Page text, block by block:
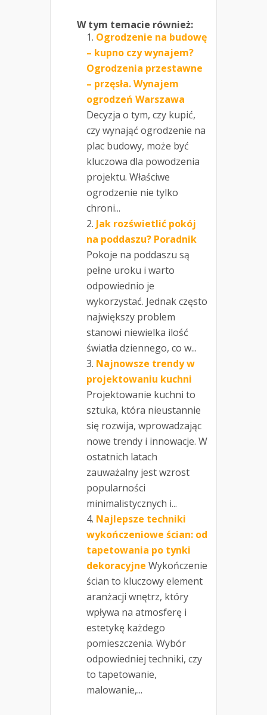
W tym temacie również:
Ogrodzenie na budowę
– kupno czy wynajem?
Ogrodzenia przestawne
– przęsła. Wynajem
ogrodzeń Warszawa
Decyzja o tym, czy kupić,
czy wynająć ogrodzenie na
plac budowy, może być
kluczowa dla powodzenia
projektu. Właściwe
ogrodzenie nie tylko
chroni...
Jak rozświetlić pokój
na poddaszu? Poradnik
Pokoje na poddaszu są
pełne uroku i warto
odpowiednio je
wykorzystać. Jednak często
największy problem
stanowi niewielka ilość
światła dziennego, co w...
Najnowsze trendy w
projektowaniu kuchni
Projektowanie kuchni to
sztuka, która nieustannie
się rozwija, wprowadzając
nowe trendy i innowacje. W
ostatnich latach
zauważalny jest wzrost
popularności
minimalistycznych i...
Najlepsze techniki
wykończeniowe ścian: od
tapetowania po tynki
dekoracyjne Wykończenie
ścian to kluczowy element
aranżacji wnętrz, który
wpływa na atmosferę i
estetykę każdego
pomieszczenia. Wybór
odpowiedniej techniki, czy
to tapetowanie,
malowanie,...